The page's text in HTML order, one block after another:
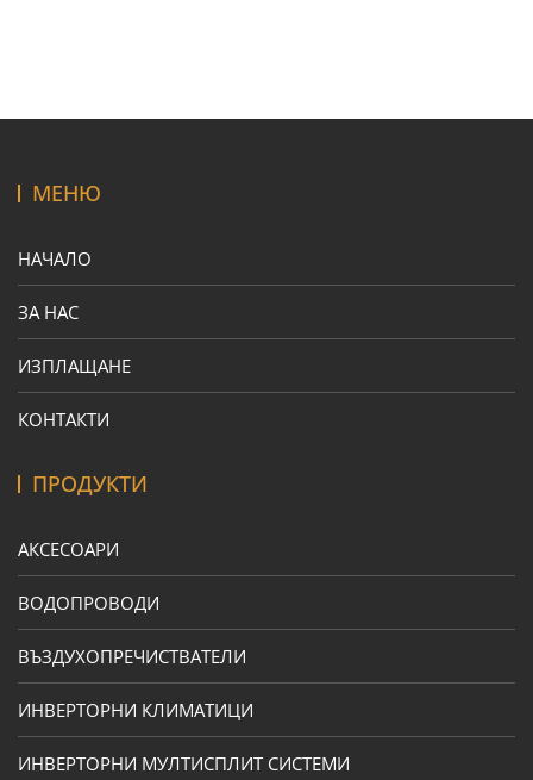
МЕНЮ
НАЧАЛО
ЗА НАС
ИЗПЛАЩАНЕ
КОНТАКТИ
ПРОДУКТИ
АКСЕСОАРИ
ВОДОПРОВОДИ
ВЪЗДУХОПРЕЧИСТВАТЕЛИ
ИНВЕРТОРНИ КЛИМАТИЦИ
ИНВЕРТОРНИ МУЛТИСПЛИТ СИСТЕМИ